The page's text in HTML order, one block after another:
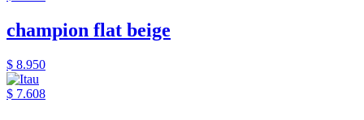
champion flat beige
$ 8.950
$ 7.608